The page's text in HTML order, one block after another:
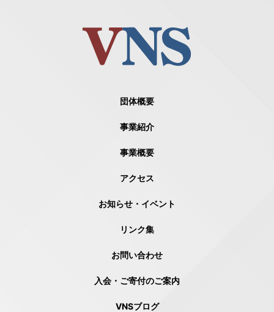
団体概要
事業紹介
事業概要
アクセス
お知らせ・イベント
リンク集
お問い合わせ
入会・ご寄付のご案内
VNSブログ